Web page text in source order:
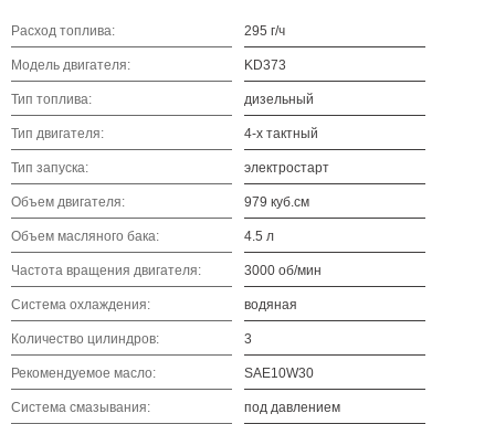
Расход топлива: 295 г/ч
Модель двигателя: KD373
Тип топлива: дизельный
Тип двигателя: 4-х тактный
Тип запуска: электростарт
Объем двигателя: 979 куб.см
Объем масляного бака: 4.5 л
Частота вращения двигателя: 3000 об/мин
Система охлаждения: водяная
Количество цилиндров: 3
Рекомендуемое масло: SAE10W30
Система смазывания: под давлением